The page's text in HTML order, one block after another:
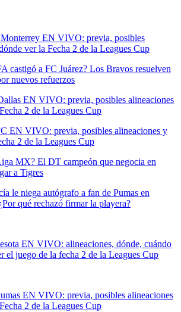
EN VIVO: previa, posibles
ver la Fecha 2 de la Leagues Cup
castigó a FC Juárez? Los Bravos resuelven
nuevos refuerzos
EN VIVO: previa, posibles alineaciones
2 de la Leagues Cup
EN VIVO: previa, posibles alineaciones y
2 de la Leagues Cup
MX? El DT campeón que negocia en
a Tigres
le niega autógrafo a fan de Pumas en
qué rechazó firmar la playera?
EN VIVO: alineaciones, dónde, cuándo
el juego de la fecha 2 de la Leagues Cup
EN VIVO: previa, posibles alineaciones
2 de la Leagues Cup